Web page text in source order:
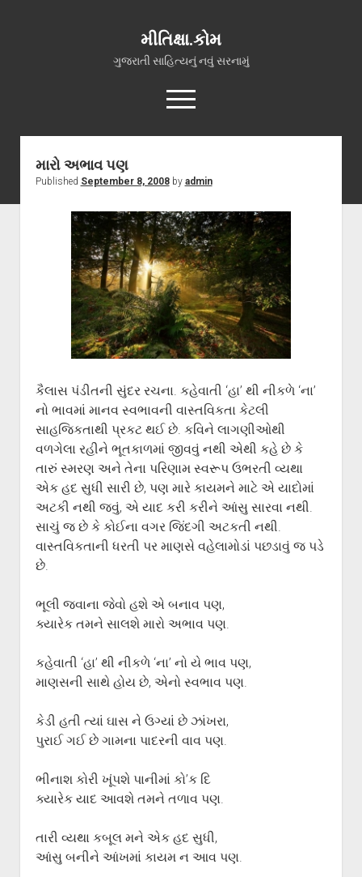
મીતિક્ષા.કોમ
ગુજરાતી સાહિત્યનું નવું સરનામું
open
menu
facebookyoutubehello@mitixa.com
સ્વાગત
મારા વિશે
ચાતક (સ્વરચિત)
ગુજરાતી ગઝલો
ગીત, પ્રાર્થના અને ભજન
અન્ય રચનાઓ
વધુ માહિતી
open
dropdown
આપના પ્રતિભાવો
સર્જકોને સલામ
આપની રચનાઓ
Privacy Policy
મારો અભાવ પણ
Published September 8, 2008by admin
કૈલાસ પંડીતની સુંદર રચના. કહેવાતી ‘હા’ થી નીકળે ‘ના’
નો ભાવમાં માનવ સ્વભાવની વાસ્તવિકતા કેટલી
સાહજિકતાથી પ્રકટ થઈ છે. કવિને લાગણીઓથી
વળગેલા રહીને ભૂતકાળમાં જીવવું નથી એથી કહે છે કે
તારું સ્મરણ અને તેના પરિણામ સ્વરૂપ ઉભરતી વ્યથા
એક હદ સુધી સારી છે, પણ મારે કાયમને માટે એ યાદોમાં
અટકી નથી જવું, એ યાદ કરી કરીને આંસુ સારવા નથી.
સાચું જ છે કે કોઈના વગર જિંદગી અટકતી નથી.
વાસ્તવિકતાની ધરતી પર માણસે વહેલામોડાં પછડાવું જ પડે
છે.
ભૂલી જવાના જેવો હશે એ બનાવ પણ,
ક્યારેક તમને સાલશે મારો અભાવ પણ.
કહેવાતી ‘હા’ થી નીકળે ‘ના’ નો યે ભાવ પણ,
માણસની સાથે હોય છે, એનો સ્વભાવ પણ.
કેડી હતી ત્યાં ઘાસ ને ઉગ્યાં છે ઝાંખરા,
પુરાઈ ગઈ છે ગામના પાદરની વાવ પણ.
ભીનાશ કોરી ખૂંપશે પાનીમાં કો’ક દિ
ક્યારેક યાદ આવશે તમને તળાવ પણ.
તારી વ્યથા કબૂલ મને એક હદ સુધી,
આંસુ બનીને આંખમાં કાયમ ન આવ પણ.